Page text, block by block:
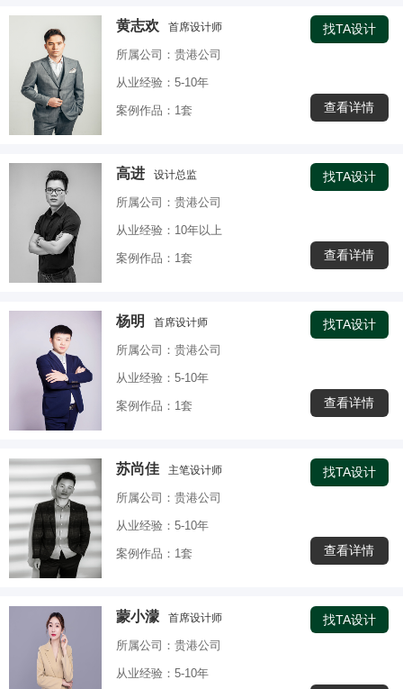
黄志欢 首席设计师
所属公司：贵港公司
从业经验：5-10年
案例作品：1套
找TA设计
查看详情
高进 设计总监
所属公司：贵港公司
从业经验：10年以上
案例作品：1套
找TA设计
查看详情
杨明 首席设计师
所属公司：贵港公司
从业经验：5-10年
案例作品：1套
找TA设计
查看详情
苏尚佳 主笔设计师
所属公司：贵港公司
从业经验：5-10年
案例作品：1套
找TA设计
查看详情
蒙小濛 首席设计师
所属公司：贵港公司
从业经验：5-10年
找TA设计